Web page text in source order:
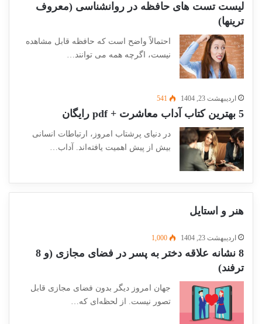
لیست تست های حافظه در روانشناسی (معروف
ترینها)
احتمالاً واضح است که حافظه قابل مشاهده
نیست، اگرچه همه می توانند…
اردیبهشت 23, 1404 541
5 بهترین کتاب آداب معاشرت + pdf رایگان
در دنیای پرشتاب امروز، ارتباطات انسانی
بیش از پیش اهمیت یافته‌اند. آداب…
هنر و استایل
اردیبهشت 23, 1404 1,000
8 نشانه علاقه دختر به پسر در فضای مجازی (و 8
ترفند)
جهان امروز دیگر بدون فضای مجازی قابل
تصور نیست. از لحظه‌ای که…